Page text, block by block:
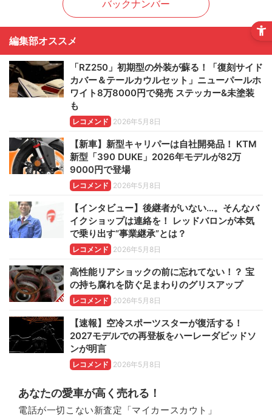
バックナンバー
編集部オススメ
「RZ250」初期型の外装が蘇る！「復刻サイド
カバー＆テールカウルセット」ニューパールホ
ワイト8万8000円で発売 ステッカー&未塗装
も
レコメンド 2026年5月8日
【新車】新型キャリパーは自社開発品！ KTM
新型「390 DUKE」2026年モデルが82万
9000円で登場
レコメンド 2026年5月8日
【インタビュー】後継者がいない…。そんなバ
イクショップは連絡を！ レッドバロンが本気
で乗り出す“事業継承”とは？
レコメンド 2026年5月8日
高性能リアショックの前に忘れてない！？ 宝
の持ち腐れを防ぐ足まわりのグリスアップ
レコメンド 2026年5月8日
【速報】空冷スポーツスターが復活する！
2027モデルでの再登板をハーレーダビッドソ
ンが明言
レコメンド 2026年5月8日
あなたの愛車が高く売れる！
電話が一切こない新査定「マイカースカウト」